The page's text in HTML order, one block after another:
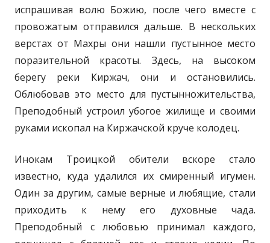
испрашивая волю Божию, после чего вместе с
провожатым отправился дальше. В нескольких
верстах от Махры они нашли пустынное место
поразительной красоты. Здесь, на высоком
берегу реки Киржач, они и остановились.
Облюбовав это место для пустынножительства,
Преподобный устроил убогое жилище и своими
руками ископал на Киржачской круче колодец.
Инокам Троицкой обители вскоре стало
известно, куда удалился их смиренный игумен.
Один за другим, самые верные и любящие, стали
приходить к нему его духовные чада.
Преподобный с любовью принимал каждого,